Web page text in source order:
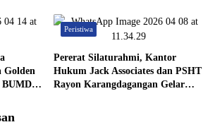
Golden
BUMD
Peristiwa
Pererat Silaturahmi, Kantor
Hukum Jack Associates dan PSHT
Rayon Karangdagangan Gelar